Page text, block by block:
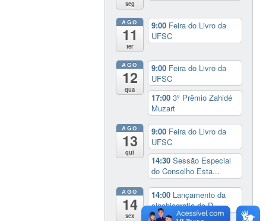
seg
AGO
11
ter
9:00 Feira do Livro da
UFSC
AGO
12
qua
9:00 Feira do Livro da
UFSC
17:003º Prêmio Zahidé
Muzart
AGO
13
qui
9:00 Feira do Livro da
UFSC
14:30Sessão Especial
do Conselho Esta...
AGO
14
sex
14:00 Lançamento da
cinebiografia de D...